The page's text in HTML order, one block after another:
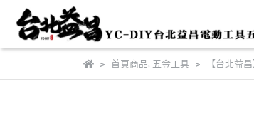
首頁商品, 五金工具 【台北益